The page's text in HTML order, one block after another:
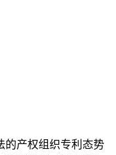
的产权组织专利态势